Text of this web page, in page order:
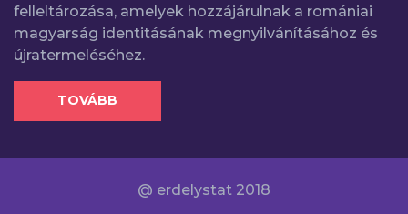
felleltározása, amelyek hozzájárulnak a romániai
magyarság identitásának megnyilvánításához és
újratermeléséhez.
TOVÁBB
@ erdelystat 2018